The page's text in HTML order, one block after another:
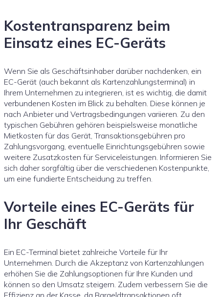
Kostentransparenz beim
Einsatz eines EC-Geräts
Wenn Sie als Geschäftsinhaber darüber nachdenken, ein
EC-Gerät (auch bekannt als Kartenzahlungsterminal) in
Ihrem Unternehmen zu integrieren, ist es wichtig, die damit
verbundenen Kosten im Blick zu behalten. Diese können je
nach Anbieter und Vertragsbedingungen variieren. Zu den
typischen Gebühren gehören beispielsweise monatliche
Mietkosten für das Gerät, Transaktionsgebühren pro
Zahlungsvorgang, eventuelle Einrichtungsgebühren sowie
weitere Zusatzkosten für Serviceleistungen. Informieren Sie
sich daher sorgfältig über die verschiedenen Kostenpunkte,
um eine fundierte Entscheidung zu treffen.
Vorteile eines EC-Geräts für
Ihr Geschäft
Ein EC-Terminal bietet zahlreiche Vorteile für Ihr
Unternehmen. Durch die Akzeptanz von Kartenzahlungen
erhöhen Sie die Zahlungsoptionen für Ihre Kunden und
können so den Umsatz steigern. Zudem verbessern Sie die
Effizienz an der Kasse, da Bargeldtransaktionen oft